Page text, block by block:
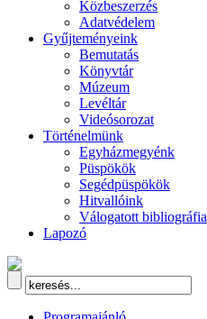
Közbeszerzés
Adatvédelem
Gyűjteményeink
Bemutatás
Könyvtár
Múzeum
Levéltár
Videósorozat
Történelmünk
Egyházmegyénk
Püspökök
Segédpüspökök
Hitvallóink
Válogatott bibliográfia
Lapozó